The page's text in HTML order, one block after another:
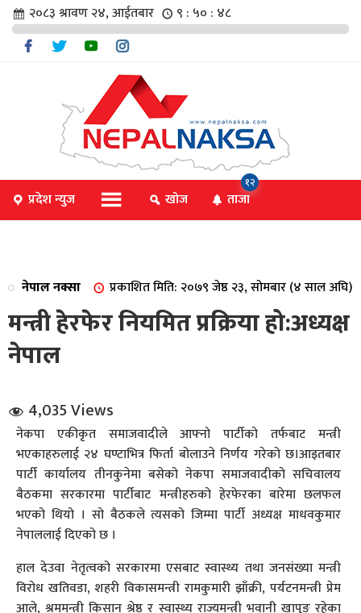
संवाद
२०८३ श्रावण २४, आईतबार ९ : ५० : ४९
प्रदेश न्युज खोज ताजा
१२
नेपाल नक्सा प्रकाशित मिति: २०७९ जेष्ठ २३, सोमबार (४ साल अघि)
मन्त्री हेरफेर नियमित प्रक्रिया हो:अध्यक्ष
नेपाल
4,035 Views
नेकपा एकीकृत समाजवादीले आफ्नो पार्टीको तर्फबाट मन्त्री
भएकाहरुलाई २४ घण्टाभित्र फिर्ता बोलाउने निर्णय गरेको छ।आइतबार
पार्टी कार्यालय तीनकुनेमा बसेको नेकपा समाजवादीको सचिवालय
बैठकमा सरकारमा पार्टीबाट मन्त्रीहरुको हेरफेरका बारेमा छलफल
भएको थियो । सो बैठकले त्यसको जिम्मा पार्टी अध्यक्ष माधवकुमार
नेपाललाई दिएको छ ।
हाल देउवा नेतृत्वको सरकारमा एसबाट स्वास्थ्य तथा जनसंख्या मन्त्री
विरोध खतिवडा, शहरी विकासमन्त्री रामकुमारी झाँक्री, पर्यटनमन्त्री प्रेम
आले, श्रममन्त्री किसान श्रेष्ठ र स्वास्थ्य राज्यमन्त्री भवानी खापुङ रहेका